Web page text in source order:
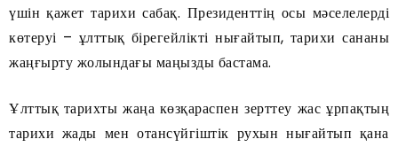
үшін қажет тарихи сабақ. Президенттің осы мәселелерді
көтеруі – ұлттық бірегейлікті нығайтып, тарихи сананы
жаңғырту жолындағы маңызды бастама.
Ұлттық тарихты жаңа көзқараспен зерттеу жас ұрпақтың
тарихи жады мен отансүйгіштік рухын нығайтып қана